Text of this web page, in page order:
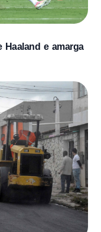
Haaland e amarga